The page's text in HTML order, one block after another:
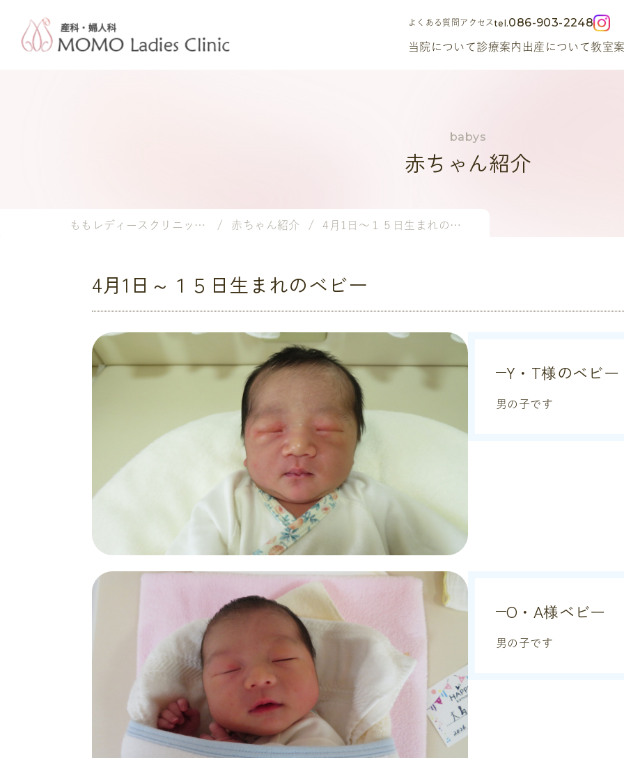
よくある質問 アクセス 086-903-2248
当院について診療案内 出産について教室
赤ちゃん紹介
ももレディースクリニック｜岡山市の産婦人科・小児科 赤ちゃん紹介 4月1日～１５日生まれのベビー
4月1日～１５日生まれのベビー
Y・T様のベビー
男の子です
O・A様ベビー
男の子です